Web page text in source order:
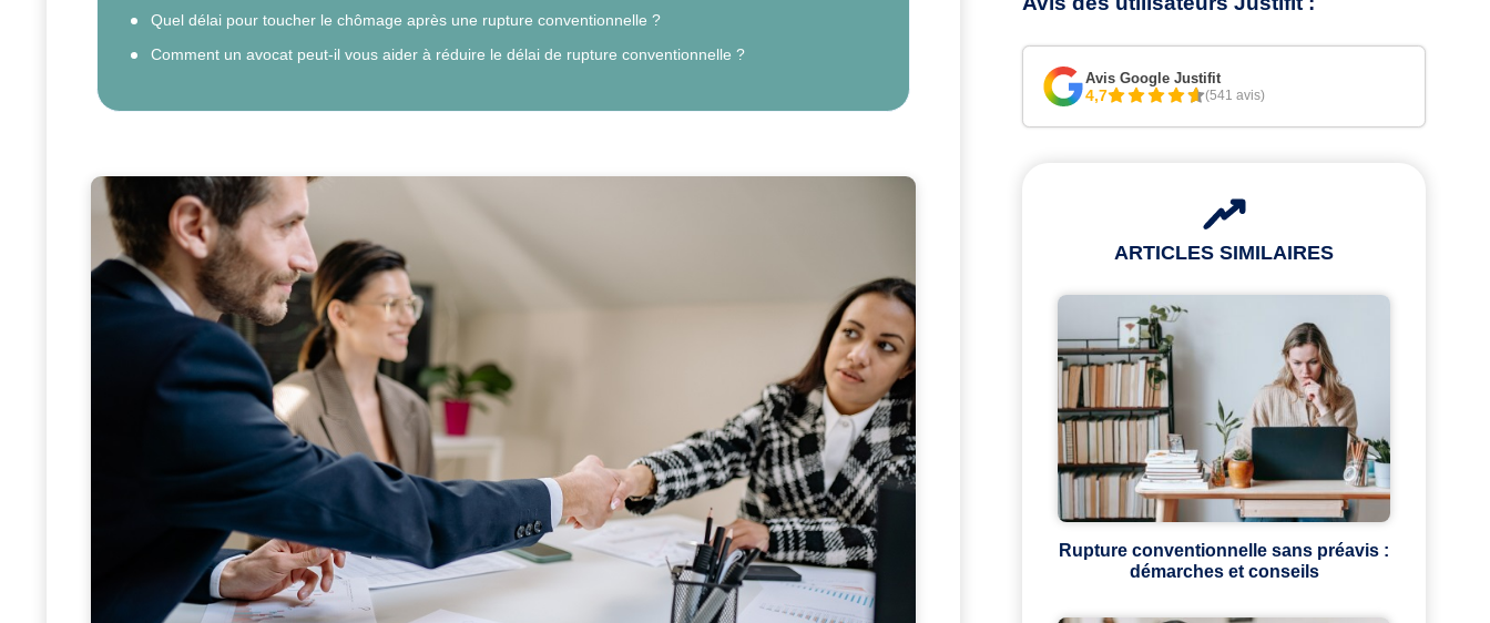
Quel délai pour toucher le chômage après une rupture conventionnelle ?
Comment un avocat peut-il vous aider à réduire le délai de rupture conventionnelle ?
Avis Google Justifit
4,7 (541 avis)
ARTICLES SIMILAIRES
Rupture conventionnelle sans préavis :
démarches et conseils